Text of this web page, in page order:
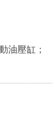
油壓缸；